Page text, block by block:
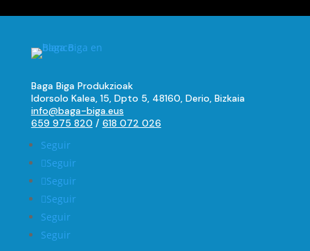
Baga Biga Produkzioak
Idorsolo Kalea, 15, Dpto 5, 48160, Derio, Bizkaia
info@baga-biga.eus
659 975 820 / 618 072 026
Seguir
Seguir
Seguir
Seguir
Seguir
Seguir